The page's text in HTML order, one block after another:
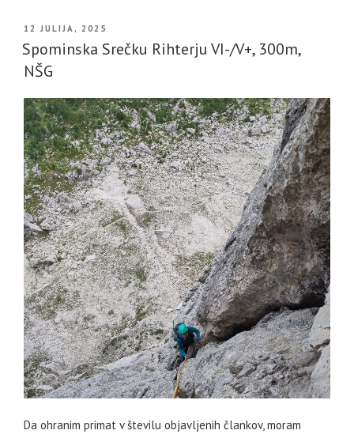
OBJAVLJENO
DNE
12 JULIJA, 2025
Spominska Srečku Rihterju VI-/V+, 300m,
NŠG
Da ohranim primat v številu objavljenih člankov, moram